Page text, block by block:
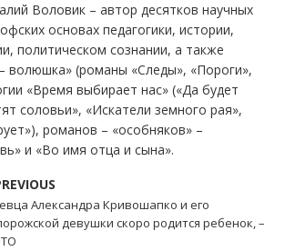
Воловик – автор десятков научных
основах педагогики, истории,
политическом сознании, а также
волюшка» (романы «Следы», «Пороги»,
«Время выбирает нас» («Да будет
соловьи», «Искатели земного рая»,
романов – «особняков» –
и «Во имя отца и сына».
Александра Кривошапко и его
девушки скоро родится ребенок, –